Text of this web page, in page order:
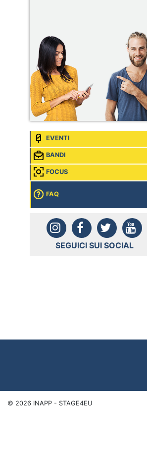
EVENTI
BANDI
FOCUS
FAQ
SEGUICI SUI SOCIAL
© 2026 INAPP - STAGE4EU